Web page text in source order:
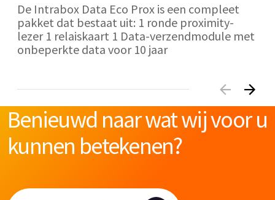
De Intrabox Data Eco Prox is een compleet
pakket dat bestaat uit: 1 ronde proximity-
lezer 1 relaiskaart 1 Data-verzendmodule met
onbeperkte data voor 10 jaar
Benieuwd naar wat wij voor u
kunnen betekenen?